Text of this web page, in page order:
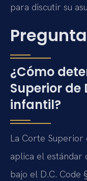
para discutir su
¿Cómo
Superior de
infantil?
La Corte
aplica el estándar
bajo el D.C. Code